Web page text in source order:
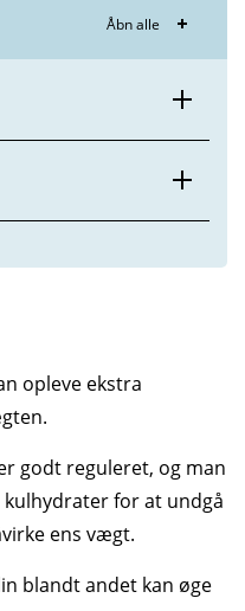
Åbn alle
opleve ekstra
godt reguleret, og man
for at undgå
ens vægt.
blandt andet kan øge